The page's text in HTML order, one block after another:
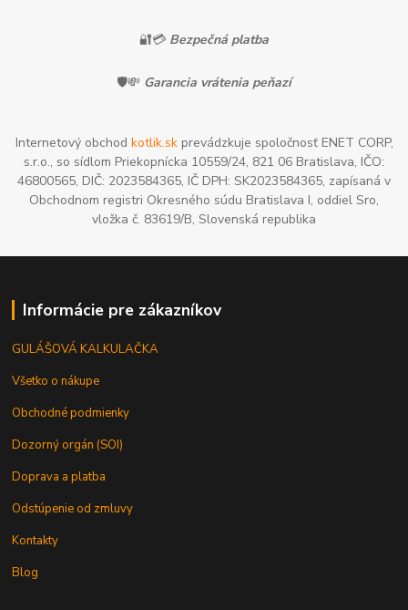
🔐💳 Bezpečná platba
🛡️💸 Garancia vrátenia peňazí
Internetový obchod kotlik.skprevádzkuje spoločnosť ENET CORP,
s.r.o., so sídlom Priekopnícka 10559/24, 821 06 Bratislava, IČO:
46800565, DIČ: 2023584365, IČ DPH: SK2023584365, zapísaná v
Obchodnom registri Okresného súdu Bratislava I, oddiel Sro,
vložka č. 83619/B, Slovenská republika
Informácie pre zákazníkov
GULÁŠOVÁ KALKULAČKA
Všetko o nákupe
Obchodné podmienky
Dozorný orgán (SOI)
Doprava a platba
Odstúpenie od zmluvy
Kontakty
Blog